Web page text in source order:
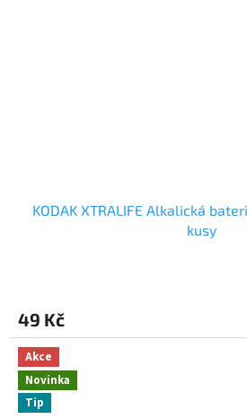
KODAK XTRALIFE Alkalická
kusy
49 Kč
Akce
Novinka
Tip